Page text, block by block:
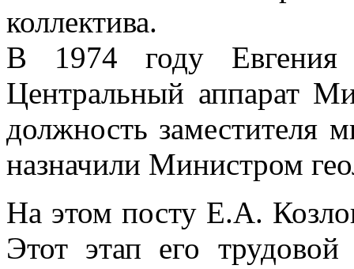
коллектива.
В 1974 году Евгения
Центральный аппарат
должность заместителя
назначили Министром
На этом посту Е.А.
Этот этап его трудовой